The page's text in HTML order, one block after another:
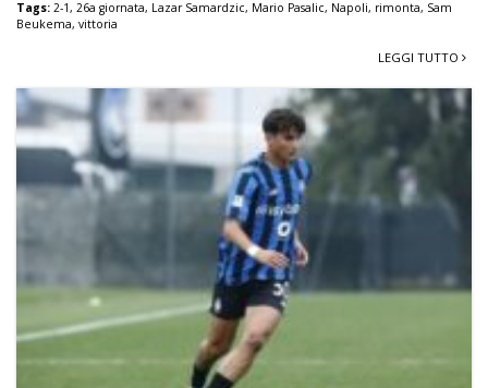
Tags: 2-1, 26a giornata, Lazar Samardzic, Mario Pasalic, Napoli, rimonta, Sam
Beukema, vittoria
LEGGI TUTTO